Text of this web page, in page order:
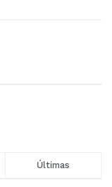
Últimas